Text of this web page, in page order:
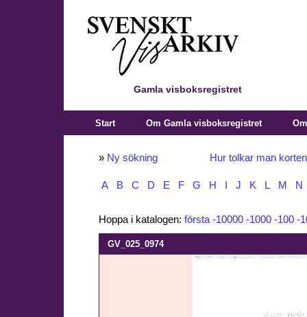
Gamla visboksregistret
Start Om Gamla visboksregistret
» Ny sökning Hur tolkar man
A B C D E F G H J K L M N
Hoppa i katalogen: första -10000 -1000 -100 -
GV_025_0974